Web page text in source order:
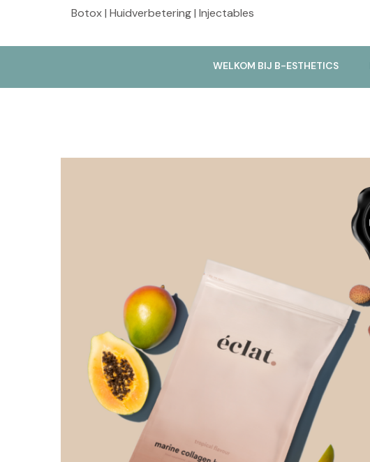
Botox | Huidverbetering | Injectables
WELKOM BIJ B-ESTHETICS